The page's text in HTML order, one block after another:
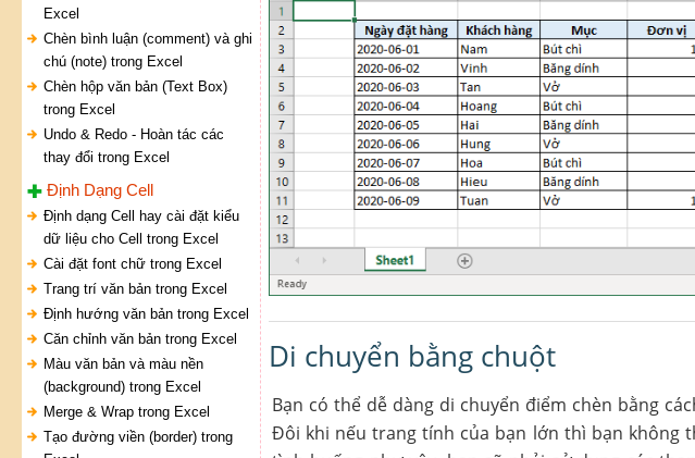
Excel
Chèn bình luận (comment) và ghi
chú (note) trong Excel
Chèn hộp văn bản (Text Box)
trong Excel
Undo & Redo - Hoàn tác các
thay đổi trong Excel
Định Dạng Cell
Định dạng Cell hay cài đặt kiểu
dữ liệu cho Cell trong Excel
Cài đặt font chữ trong Excel
Trang trí văn bản trong Excel
Định hướng văn bản trong Excel
Căn chỉnh văn bản trong Excel
Màu văn bản và màu nền
(background) trong Excel
Merge & Wrap trong Excel
Tạo đường viền (border) trong
Di chuyển bằng chuột
Bạn có thể dễ dàng di chuyển điểm chèn bằng
Đôi khi nếu trang tính của bạn lớn thì bạn không